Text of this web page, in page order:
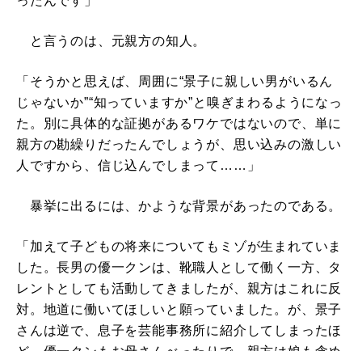
と言うのは、元親方の知人。
「そうかと思えば、周囲に“景子に親しい男がいるん
じゃないか”“知っていますか”と嗅ぎまわるようになっ
た。別に具体的な証拠があるワケではないので、単に
親方の勘繰りだったんでしょうが、思い込みの激しい
人ですから、信じ込んでしまって……」
暴挙に出るには、かような背景があったのである。
「加えて子どもの将来についてもミゾが生まれていま
した。長男の優一クンは、靴職人として働く一方、タ
レントとしても活動してきましたが、親方はこれに反
対。地道に働いてほしいと願っていました。が、景子
さんは逆で、息子を芸能事務所に紹介してしまったほ